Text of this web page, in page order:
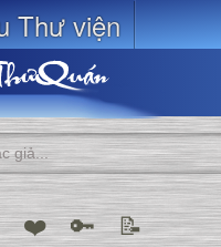
Thư viện
❤️ 🔑 📝